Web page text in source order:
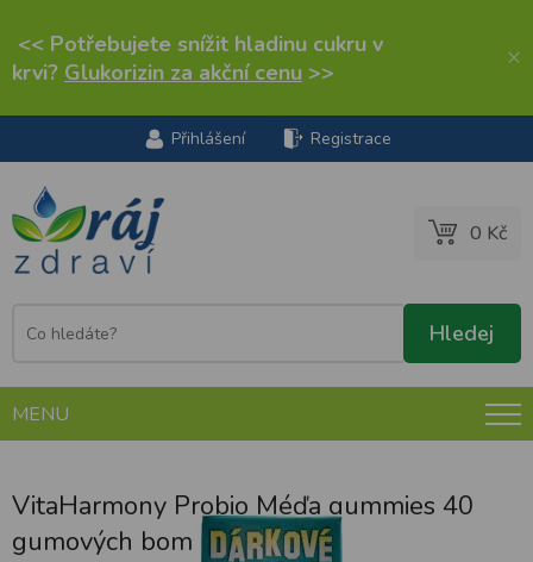
<< Potřebujete snížit hladinu cukru v
krvi? Glukorizin za akční cenu >> ×
Přihlášení Registrace
0 Kč
MENU
VitaHarmony Probio Méďa gummies 40
gumových bombonů